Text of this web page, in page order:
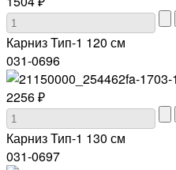
Карниз Тип-1 120 см
031-0696
2256 ₽
Карниз Тип-1 130 см
031-0697